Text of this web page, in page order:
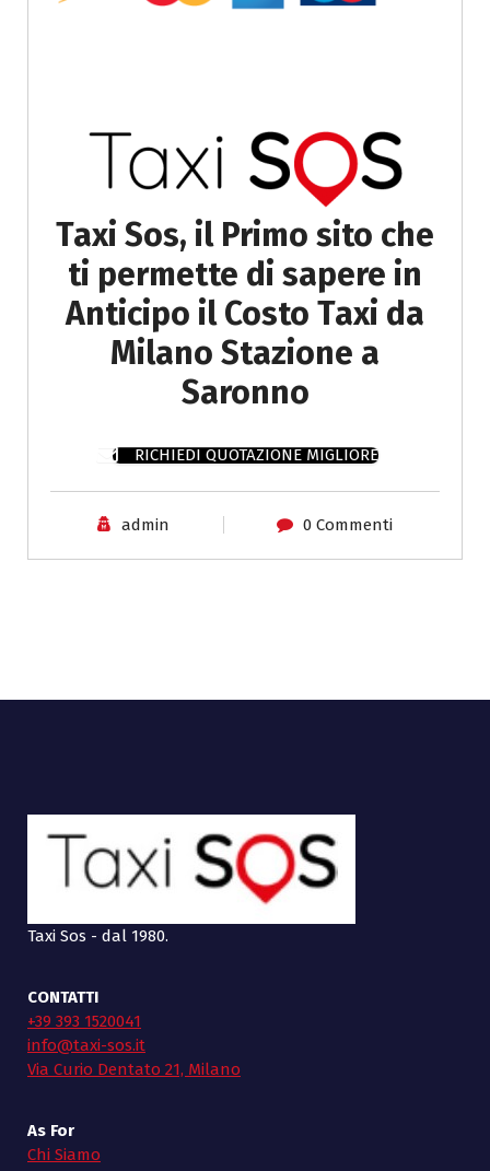
Taxi Sos, il Primo sito che
ti permette di sapere in
Anticipo il Costo Taxi da
Milano Stazione a
Saronno
RICHIEDI QUOTAZIONE MIGLIORE
admin 0 Commenti
Taxi Sos - dal 1980.
CONTATTI
+39 393 1520041
info@taxi-sos.it
Via Curio Dentato 21, Milano
As For
Chi Siamo